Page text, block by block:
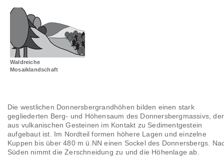
Landschaftsräume
Glossar
Waldreiche
Mosaiklandschaft
Die westlichen Donnersbergrandhöhen bilden einen stark
gegliederten Berg- und Höhensaum des Donnersbergmassivs, der
aus vulkanischen Gesteinen im Kontakt zu Sedimentgestein
aufgebaut ist. Im Nordteil formen höhere Lagen und einzelne
Kuppen bis über 480 m ü.NN einen Sockel des Donnersbergs.
Süden nimmt die Zerschneidung zu und die Höhenlage ab.